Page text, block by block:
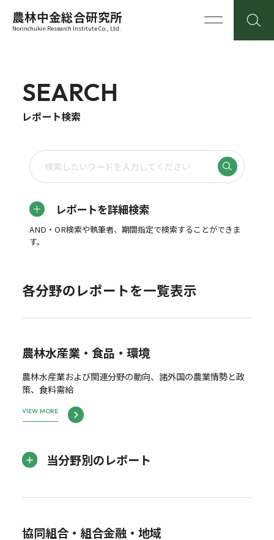
農林中金総合研究所
Norinchukin Research Institute Co., Ltd.
SEARCH
レポート検索
レポートを詳細検索
AND・OR検索や執筆者、期間指定で検索することができま
す。
各分野のレポートを一覧表示
農林水産業・食品・環境
農林水産業および関連分野の動向、諸外国の農業情勢と政
策、食料需給
VIEW MORE
当分野別のレポート
協同組合・組合金融・地域